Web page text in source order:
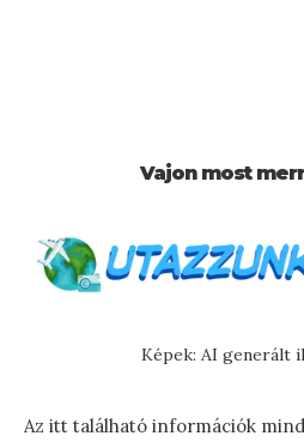
Vajon most
Képek: AI generált
Az itt található információk